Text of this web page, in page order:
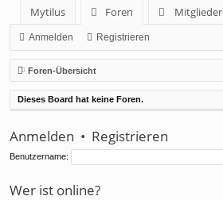
Mytilus Foren
Mitglieder
Anmelden Registrieren
Foren-Übersicht
Dieses Board hat keine Foren.
Anmelden • Registrieren
Benutzername:
Wer ist online?